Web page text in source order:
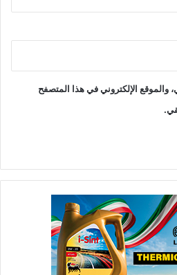
والموقع الإلكتروني في هذا المتصفح